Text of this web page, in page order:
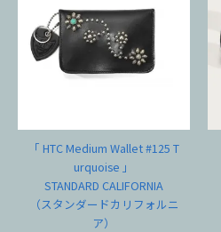
「 HTC Medium Wallet #125 T
urquoise 」
STANDARD CALIFORNIA
（スタンダードカリフォルニ
ア）